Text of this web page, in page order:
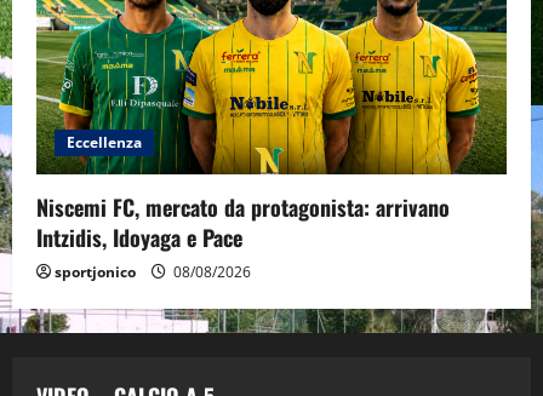
Eccellenza
Niscemi FC, mercato da protagonista: arrivano
Intzidis, Idoyaga e Pace
sportjonico 08/08/2026